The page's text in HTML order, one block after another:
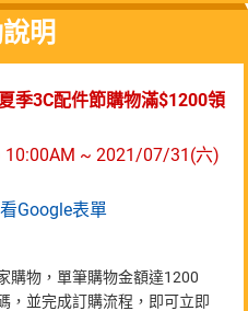
明
季3C配件節購物滿$1200領
~ 2021/07/31(六)
Google表單
購物，單筆購物金額達1200
，並完成訂購流程，即可立即